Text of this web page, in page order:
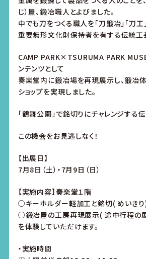
じ）屋、鍛冶職人とよびました。
中でも刀をつくる職人を「刀鍛冶」「刀工
重要無形文化財保持者を有する伝統工
CAMP PARK×TSURUMA PARK
ンテンツとして
奏楽堂内に鍛冶場を再現展示し、鍛冶
ショップを実現しました。
「鶴舞公園」で銘切りにチャレンジする
この機会をお見逃しなく！
【出展日】
7月8日（土）・7月9日（日）
【実施内容】奏楽堂１階
○キーホルダー軽加工と銘切( めいき
○鍛冶屋の工房再現展示( 途中行程の
を体験していただけます。
・実施時間